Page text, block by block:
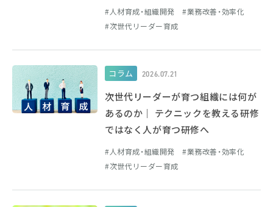
人材育成・組織開発
業務改善・効率化
次世代リーダー育成
コラム 2026.07.21
次世代リーダーが育つ組織には何が
あるのか｜ テクニックを教える研修
ではなく人が育つ研修へ
人材育成・組織開発
業務改善・効率化
次世代リーダー育成